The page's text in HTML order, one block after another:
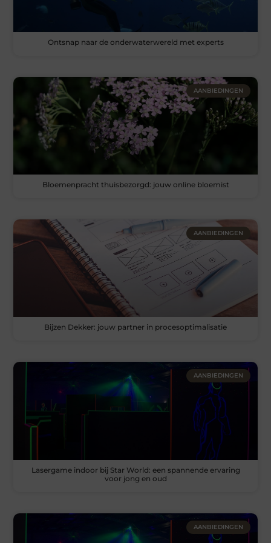
Ontsnap naar de onderwaterwereld met experts
AANBIEDINGEN
Bloemenpracht thuisbezorgd: jouw online bloemist
AANBIEDINGEN
Bijzen Dekker: jouw partner in procesoptimalisatie
AANBIEDINGEN
Lasergame indoor bij Star World: een spannende ervaring
voor jong en oud
AANBIEDINGEN